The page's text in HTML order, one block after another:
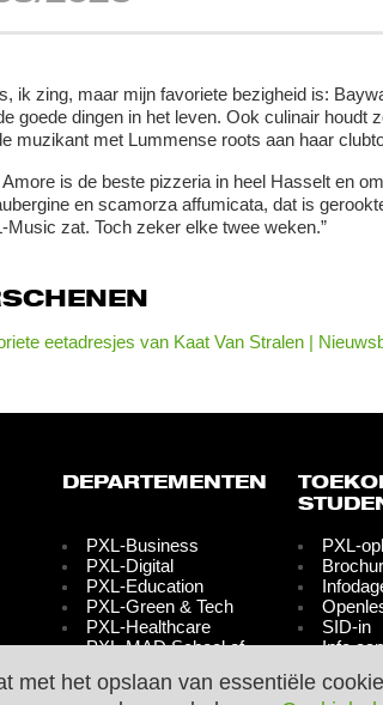
met het opslaan van essentiële
ik zing, maar mijn favoriete bezigheid is:
goede dingen in het leven. Ook culinair
muzikant met Lummense roots aan haar
Amore is de beste pizzeria in heel Hasselt en
en scamorza affumicata, dat is
Music zat. Toch zeker elke twee weken.”
eetadresjes van Kaat Van Stralen |
DEPARTEMENTEN
PXL-Business
PXL-Digital
PXL-Education
PXL-Green & Tech
PXL-Healthcare
PXL-MAD School of
PXL-Media &
PXL-
SID-in
Info